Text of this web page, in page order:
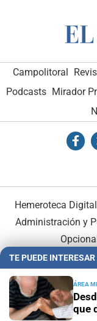
Campolitoral
Podcasts Mirador
Hemeroteca
Administración y
TE PUEDE INTERESAR
ÁREA
que